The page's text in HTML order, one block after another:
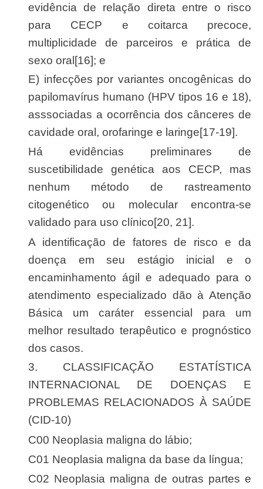
evidência de relação direta entre o risco
para CECP e coitarca precoce,
multiplicidade de parceiros e prática de
sexo oral[16]; e
e) infecções por variantes oncogênicas do
papilomavírus humano (HPV tipos 16 e 18),
asssociadas a ocorrência dos cânceres de
cavidade oral, orofaringe e laringe[17-19].
Há evidências preliminares de
suscetibilidade genética aos CECP, mas
nenhum método de rastreamento
citogenético ou molecular encontra-se
validado para uso clínico[20, 21].
A identificação de fatores de risco e da
doença em seu estágio inicial e o
encaminhamento ágil e adequado para o
atendimento especializado dão à Atenção
Básica um caráter essencial para um
melhor resultado terapêutico e prognóstico
dos casos.
3. CLASSIFICAÇÃO ESTATÍSTICA
INTERNACIONAL DE DOENÇAS E
PROBLEMAS RELACIONADOS À SAÚDE
(CID-10)
C00 Neoplasia maligna do lábio;
C01 Neoplasia maligna da base da língua;
C02 Neoplasia maligna de outras partes e